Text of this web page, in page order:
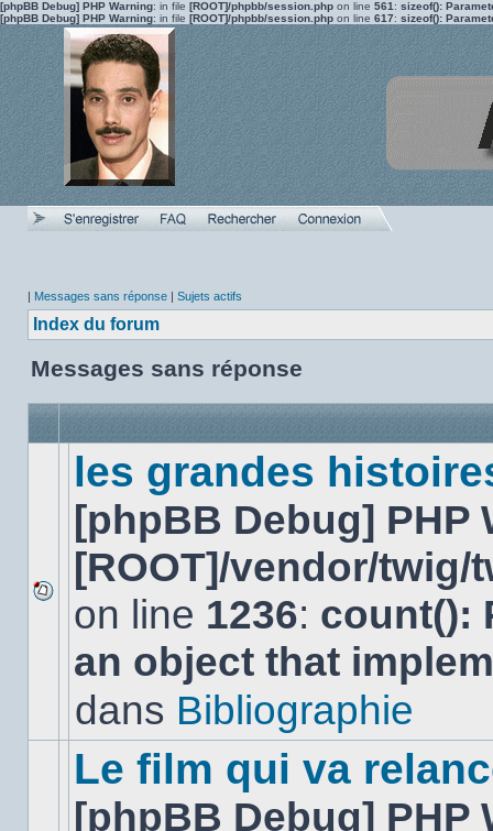
[phpBB Debug] PHP Warning: in file [ROOT]/phpbb/session.php on line 561 : sizeof():
[phpBB Debug] PHP Warning: in file [ROOT]/phpbb/session.php on line 617: sizeof():
| Messages sans réponse | Sujets actifs
Index du forum
Messages sans réponse
Aucun
nouveau
message
non-
dans
les grandes
[phpBB Debug] PHP
[ROOT]/vendor/
on line 1236: count():
an object that
dans Bibliographie
Le film qui va
[phpBB Debug] PHP